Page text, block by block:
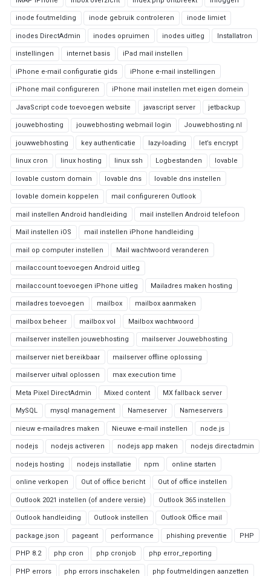
inode foutmelding inode gebruik controleren inode limiet
inodes DirectAdmin inodes opruimen inodes uitleg Installatron
instellingen internet basis iPad mail instellen
iPhone e-mail configuratie gids iPhone e-mail instellingen
iPhone mail configureren iPhone mail instellen met eigen domein
JavaScript code toevoegen website javascript server jetbackup
jouwebhosting jouwebhosting webmail login Jouwebhosting.nl
jouwwebhosting key authenticatie lazy-loading let’s encrypt
linux cron linux hosting linux ssh Logbestanden lovable
lovable custom domain lovable dns lovable dns instellen
lovable domein koppelen mail configureren Outlook
mail instellen Android handleiding mail instellen Android telefoon
Mail instellen iOS mail instellen iPhone handleiding
mail op computer instellen Mail wachtwoord veranderen
mailaccount toevoegen Android uitleg
mailaccount toevoegen iPhone uitleg Mailadres maken hosting
mailadres toevoegen mailbox mailbox aanmaken
mailbox beheer mailbox vol Mailbox wachtwoord
mailserver instellen jouwebhosting mailserver Jouwebhosting
mailserver niet bereikbaar mailserver offline oplossing
mailserver uitval oplossen max execution time
Meta Pixel DirectAdmin Mixed content MX fallback server
MySQL mysql management Nameserver Nameservers
nieuw e-mailadres maken Nieuwe e-mail instellen node.js
nodejs nodejs activeren nodejs app maken nodejs directadmin
nodejs hosting nodejs installatie npm online starten
online verkopen Out of office bericht Out of office instellen
Outlook 2021 instellen (of andere versie) Outlook 365 instellen
Outlook handleiding Outlook instellen Outlook Office mail
package.json pageant performance phishing preventie PHP
PHP 8.2 php cron php cronjob php error_reporting
PHP errors php errors inschakelen php foutmeldingen aanzetten